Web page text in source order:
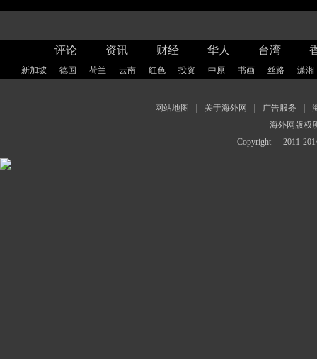
评论 资讯 财经 华人 台湾
新加坡 德国 荷兰 云南 红色 投资 中原 书画 丝路 潇湘
网站地图 关于海外网 广告服务
海外网版权
Copyright
2011-